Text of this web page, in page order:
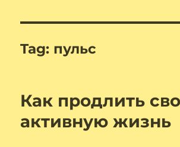
Tag: пульс
Как продлить
активную жизнь